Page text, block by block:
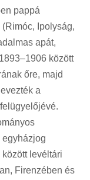
pappá
Ipolyság,
apát,
között
őre, majd
a
egyházjog
levéltári
Firenzében és